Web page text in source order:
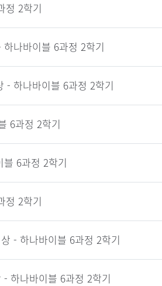
정 2학기
나바이블 6과정 2학기
- 하나바이블 6과정 2학기
6과정 2학기
6과정 2학기
정 2학기
- 하나바이블 6과정 2학기
하나바이블 6과정 2학기